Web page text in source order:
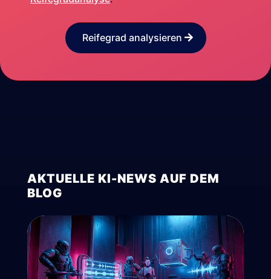
Reifegrad analysieren
AKTUELLE KI-NEWS AUF DEM
BLOG